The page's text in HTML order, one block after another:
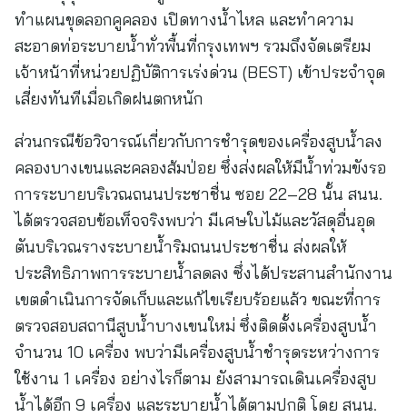
ทำแผนขุดลอกคูคลอง เปิดทางน้ำไหล และทำความ
สะอาดท่อระบายน้ำทั่วพื้นที่กรุงเทพฯ รวมถึงจัดเตรียม
เจ้าหน้าที่หน่วยปฏิบัติการเร่งด่วน (BEST) เข้าประจำจุด
เสี่ยงทันทีเมื่อเกิดฝนตกหนัก
ส่วนกรณีข้อวิจารณ์เกี่ยวกับการชำรุดของเครื่องสูบน้ำลง
คลองบางเขนและคลองส้มป่อย ซึ่งส่งผลให้มีน้ำท่วมขังรอ
การระบายบริเวณถนนประชาชื่น ซอย 22–28 นั้น สนน.
ได้ตรวจสอบข้อเท็จจริงพบว่า มีเศษใบไม้และวัสดุอื่นอุด
ตันบริเวณรางระบายน้ำริมถนนประชาชื่น ส่งผลให้
ประสิทธิภาพการระบายน้ำลดลง ซึ่งได้ประสานสำนักงาน
เขตดำเนินการจัดเก็บและแก้ไขเรียบร้อยแล้ว ขณะที่การ
ตรวจสอบสถานีสูบน้ำบางเขนใหม่ ซึ่งติดตั้งเครื่องสูบน้ำ
จำนวน 10 เครื่อง พบว่ามีเครื่องสูบน้ำชำรุดระหว่างการ
ใช้งาน 1 เครื่อง อย่างไรก็ตาม ยังสามารถเดินเครื่องสูบ
น้ำได้อีก 9 เครื่อง และระบายน้ำได้ตามปกติ โดย สนน.